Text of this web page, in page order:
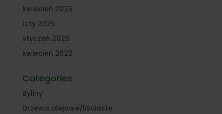
kwiecień 2025
luty 2025
styczeń 2025
kwiecień 2022
Categories
Byliny
Drzewa alejowe/liściaste